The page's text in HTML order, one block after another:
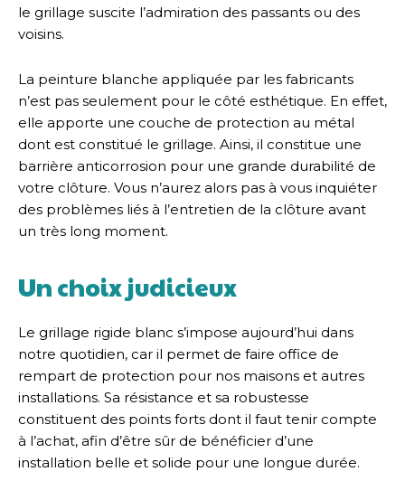
le grillage suscite l’admiration des passants ou des
voisins.
La peinture blanche appliquée par les fabricants
n’est pas seulement pour le côté esthétique. En effet,
elle apporte une couche de protection au métal
dont est constitué le grillage. Ainsi, il constitue une
barrière anticorrosion pour une grande durabilité de
votre clôture. Vous n’aurez alors pas à vous inquiéter
des problèmes liés à l’entretien de la clôture avant
un très long moment.
Un choix judicieux
Le grillage rigide blanc s’impose aujourd’hui dans
notre quotidien, car il permet de faire office de
rempart de protection pour nos maisons et autres
installations. Sa résistance et sa robustesse
constituent des points forts dont il faut tenir compte
à l’achat, afin d’être sûr de bénéficier d’une
installation belle et solide pour une longue durée.